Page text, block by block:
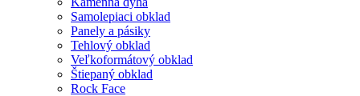
Samolepiaci obklad
Panely a pásiky
Tehlový obklad
Veľkoformátový obklad
Štiepaný obklad
Rock Face